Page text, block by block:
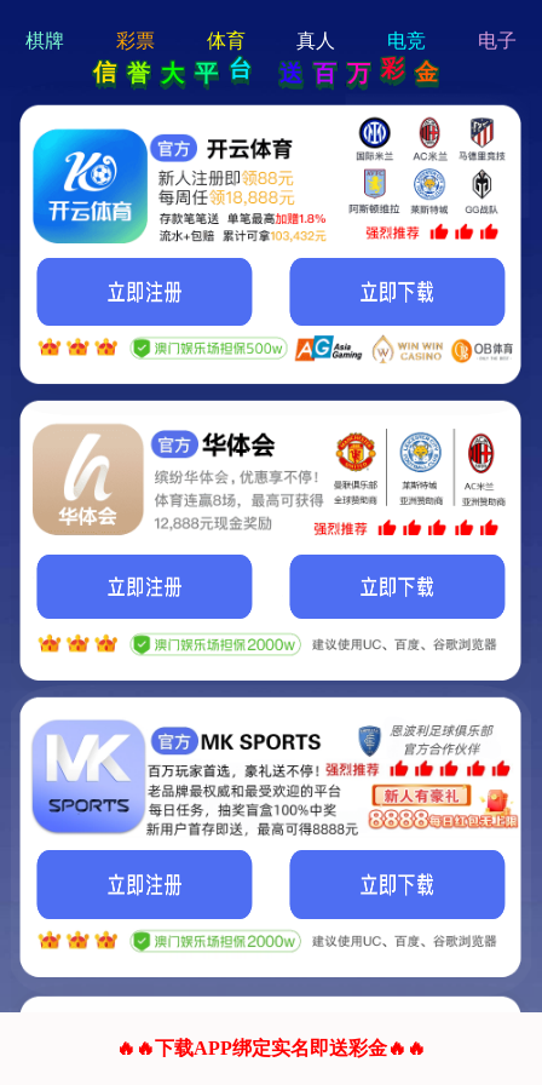
hi 💗
Hey Guys!
我们即将上线啦...
我们的网站正在建设.
它将是非常棒的网站.
联系我们!